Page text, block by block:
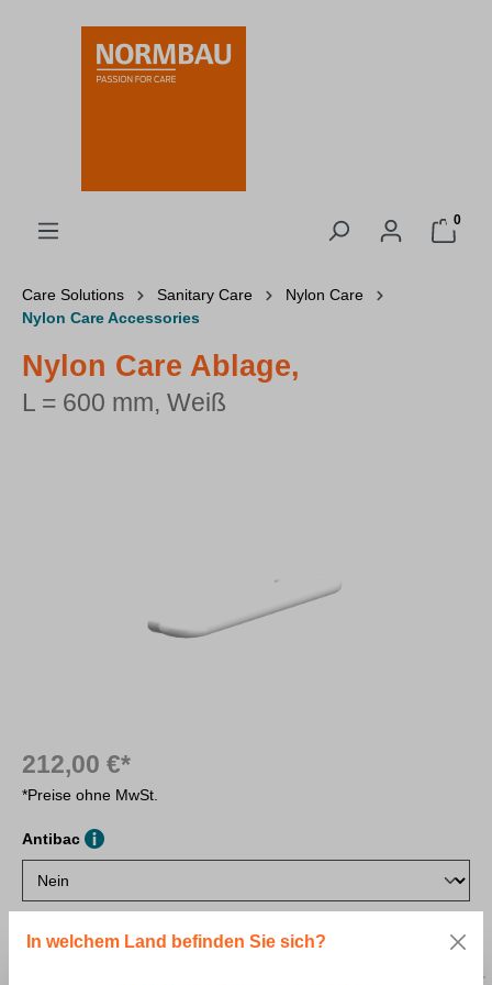
springen
0
Care Solutions Sanitary Care
Nylon Care
Nylon Care Accessories
Nylon Care Ablage,
L = 600 mm, Weiß
212,00 €*
*Preise ohne MwSt.
Antibac
In welchem Land befinden Sie sich?